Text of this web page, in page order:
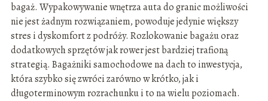
bagaż. Wypakowywanie wnętrza auta do granic możliwości
nie jest żadnym rozwiązaniem, powoduje jedynie większy
stres i dyskomfort z podróży. Rozlokowanie bagażu oraz
dodatkowych sprzętów jak rower jest bardziej trafioną
strategią. Bagażniki samochodowe na dach to inwestycja,
która szybko się zwróci zarówno w krótko, jak i
długoterminowym rozrachunku i to na wielu poziomach.